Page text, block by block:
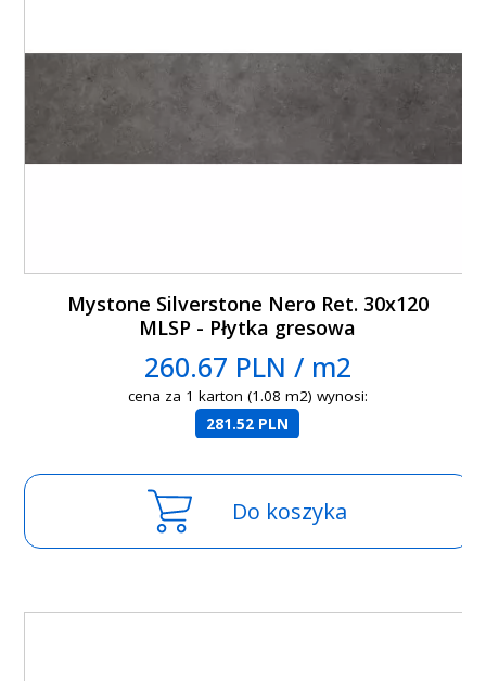
Mystone Silverstone Nero Ret. 30x120
MLSP - Płytka gresowa
260.67 PLN / m2
cena za 1 karton (1.08 m2) wynosi:
281.52 PLN
Do koszyka